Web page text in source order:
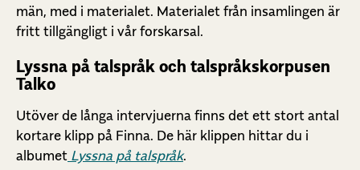
män, med i materialet. Materialet från insamlingen är
fritt tillgängligt i vår forskarsal.
Lyssna på talspråk och talspråkskorpusen
Talko
Utöver de långa intervjuerna finns det ett stort antal
kortare klipp på Finna. De här klippen hittar du i
albumet Lyssna på talspråk.